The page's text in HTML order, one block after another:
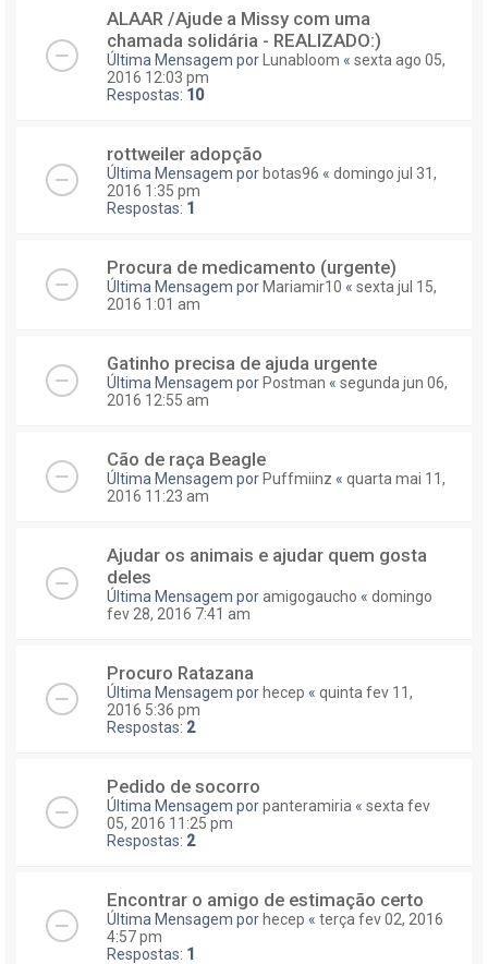
ALAAR /Ajude a Missy com uma
chamada solidária - REALIZADO:)
Última Mensagem por Lunabloom « sexta ago 05,
2016 12:03 pm
Respostas: 10
rottweiler adopção
Última Mensagem por botas96 « domingo jul 31,
2016 1:35 pm
Respostas: 1
Procura de medicamento (urgente)
Última Mensagem por Mariamir10 « sexta jul 15,
2016 1:01 am
Gatinho precisa de ajuda urgente
Última Mensagem por Postman « segunda jun 06,
2016 12:55 am
Cão de raça Beagle
Última Mensagem por Puffmiinz « quarta mai 11,
2016 11:23 am
Ajudar os animais e ajudar quem gosta
deles
Última Mensagem poramigogaucho « domingo
fev 28, 2016 7:41 am
Procuro Ratazana
Última Mensagem por hecep « quinta fev 11,
2016 5:36 pm
Respostas: 2
Pedido de socorro
Última Mensagem porpanteramiria « sexta fev
05, 2016 11:25 pm
Respostas: 2
Encontrar o amigo de estimação certo
Última Mensagem por hecep « terça fev 02, 2016
4:57 pm
Respostas: 1